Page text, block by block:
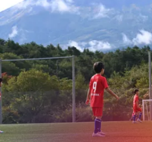
バルサアカデミー
label.aria.plus
10年毎
会長
レジェンド
plusicon
label.aria.plus
プレスパス
女子サッカー
plusicon
label.aria.plus
スケジュール
チケット
結果
順位表
バルサAtlètic
plusicon
label.aria.plus
スケジュール
チケット
PLUSICON
LABEL.ARIA.PLUS
トップチーム
plusicon
label.aria.plus
スケジュール